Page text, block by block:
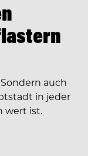
auch
in jeder
wert ist.